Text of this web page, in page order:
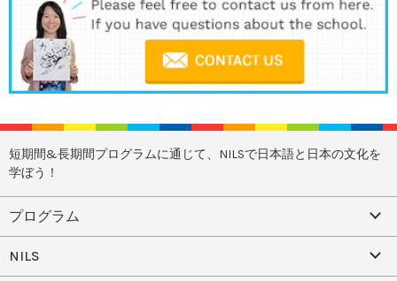
短期間&長期間プログラムに通じて、NILSで日本語と日本の文化を
学ぼう！
プログラム
NILS